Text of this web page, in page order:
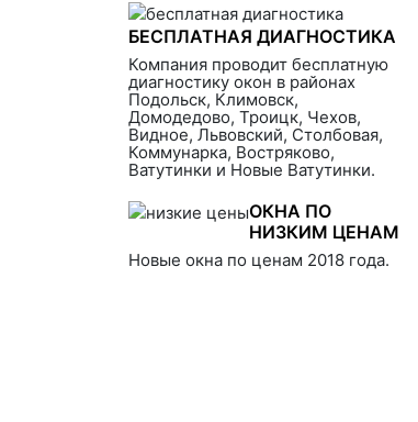
БЕСПЛАТНАЯ ДИАГНОСТИКА
Компания проводит бесплатную
диагностику окон в районах
Подольск, Климовск,
Домодедово, Троицк, Чехов,
Видное, Львовский, Столбовая,
Коммунарка, Востряково,
Ватутинки и Новые Ватутинки.
ОКНА ПО
НИЗКИМ ЦЕНАМ
Новые окна по ценам 2018 года.